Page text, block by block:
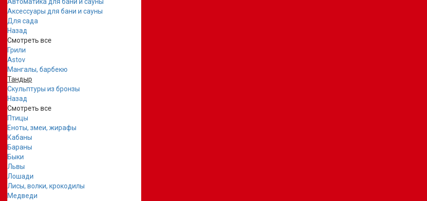
Аксессуары для бани и сауны
Для сада
Назад
Смотреть все
Грили
Astov
Мангалы, барбекю
Тандыр
Скульптуры из бронзы
Назад
Смотреть все
Птицы
Еноты, змеи, жирафы
Кабаны
Бараны
Быки
Львы
Лошади
Лисы, волки, крокодилы
Медведи